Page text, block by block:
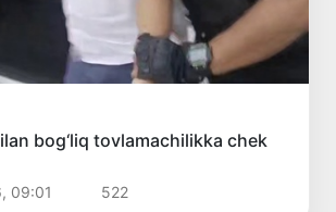
bog‘liq tovlamachilikka chek
09:01 522